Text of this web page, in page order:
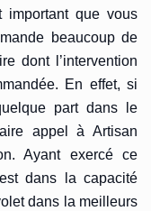
important que vous
beaucoup de
dont l’intervention
En effet, si
part dans le
appel à Artisan
Ayant exercé ce
dans la capacité
dans la meilleurs